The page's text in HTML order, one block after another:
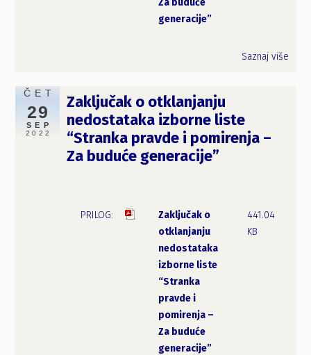
Za buduće
generacije”
Saznaj više
ČET
29
SEP
2022
Zaključak o otklanjanju
nedostataka izborne liste
“Stranka pravde i pomirenja –
Za buduće generacije”
Zaključak o
otklanjanju
nedostataka
izborne liste
“Stranka
pravde i
pomirenja –
Za buduće
generacije”
441.04
KB